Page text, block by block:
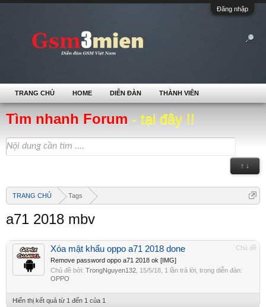
Đăng nhập
Tìm nhanh Forum - tại đây !!
↑ ↓
TRANG CHỦ Tags
a71 2018 mbv
Chủ đề
Xóa mật khẩu oppo a71 2018 done
Remove password oppo a71 2018 ok [IMG]
Chủ đề bởi: TrongNguyen132 15/5/18 , 1 lần trả lời, trong diễn đàn:
OPPO
Hiển thị kết quả từ 1 đến 1 của 1
TRANG CHỦ HOME DIỄN ĐÀN THÀNH VIÊN